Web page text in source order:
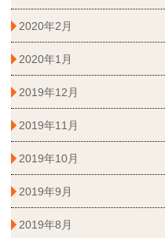
2020年2月
2020年1月
2019年12月
2019年11月
2019年10月
2019年9月
2019年8月